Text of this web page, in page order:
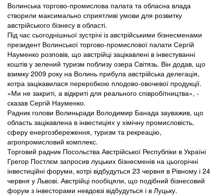
Волинська торгово-промислова палата та обласна влада
створили максимально сприятливі умови для розвитку
австрійського бізнесу в області.
Під час сьогоднішньої зустрічі із австрійськими бізнесменами
президент Волинської торгово-промислової палати Сергій
Науменко розповів, що австрійці зацікавлені в інвестуванні
коштів у зелений туризм поблизу озера Світязь. Він додав, що
взимку 2009 року на Волинь прибула австрійська делегація,
котра зацікавилася переробкою плодово-овочевої продукції.
«Ми не закриті, а відкриті для реального співробітництва», -
сказав Сергій Науменко.
Радник голови Волиньради Володимир Банада зауважив, що
область зацікавлена в інвестиціях у хімічну промисловість,
сферу енергозбереження, туризм та рекреацію,
агропромисловий комплекс.
Торговий радник Посольства Австрійської Республіки в Україні
Грегор Постлєм запросив луцьких бізнесменів на цьогорічні
інвестиційні форуми, котрі відбудуться 23 червня в Рівному і 24
червня у Львові. Австрійці пообіцяли, що подібний бізнесовий
форум з інвесторами невдовзі відбудуться і в Луцьку.